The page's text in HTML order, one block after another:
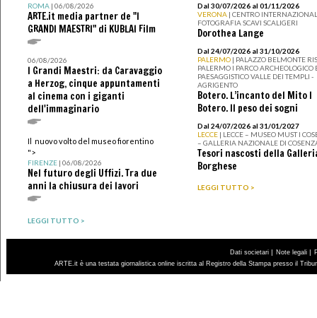
ROMA| 06/08/2026
ARTE.it media partner de "I
GRANDI MAESTRI" di KUBLAI Film
06/08/2026
I Grandi Maestri: da Caravaggio
a Herzog, cinque appuntamenti
al cinema con i giganti
dell'immaginario
Il nuovo volto del museo fiorentino
">
FIRENZE| 06/08/2026
Nel futuro degli Uffizi. Tra due
anni la chiusura dei lavori
LEGGI TUTTO >
Dal 30/07/2026 al 01/11/2026
VERONA | CENTRO
FOTOGRAFIA SCAVI SCALIGERI
Dorothea Lange
Dal 24/07/2026 al 31/10/2026
PALERMO | PALAZZO BELMONTE
PALERMO I PARCO ARCHEOLOGICO
PAESAGGISTICO VALLE DEI TEMPLI -
AGRIGENTO
Botero. L’incanto del Mito I
Botero. Il peso dei sogni
Dal 24/07/2026 al 31/01/2027
LECCE | LECCE – MUSEO MUST I
– GALLERIA NAZIONALE DI
Tesori nascosti della
Borghese
LEGGI TUTTO >
Dati societari | Note legali |
ARTE.it è una testata giornalistica online iscritta al Registro della Stampa presso il